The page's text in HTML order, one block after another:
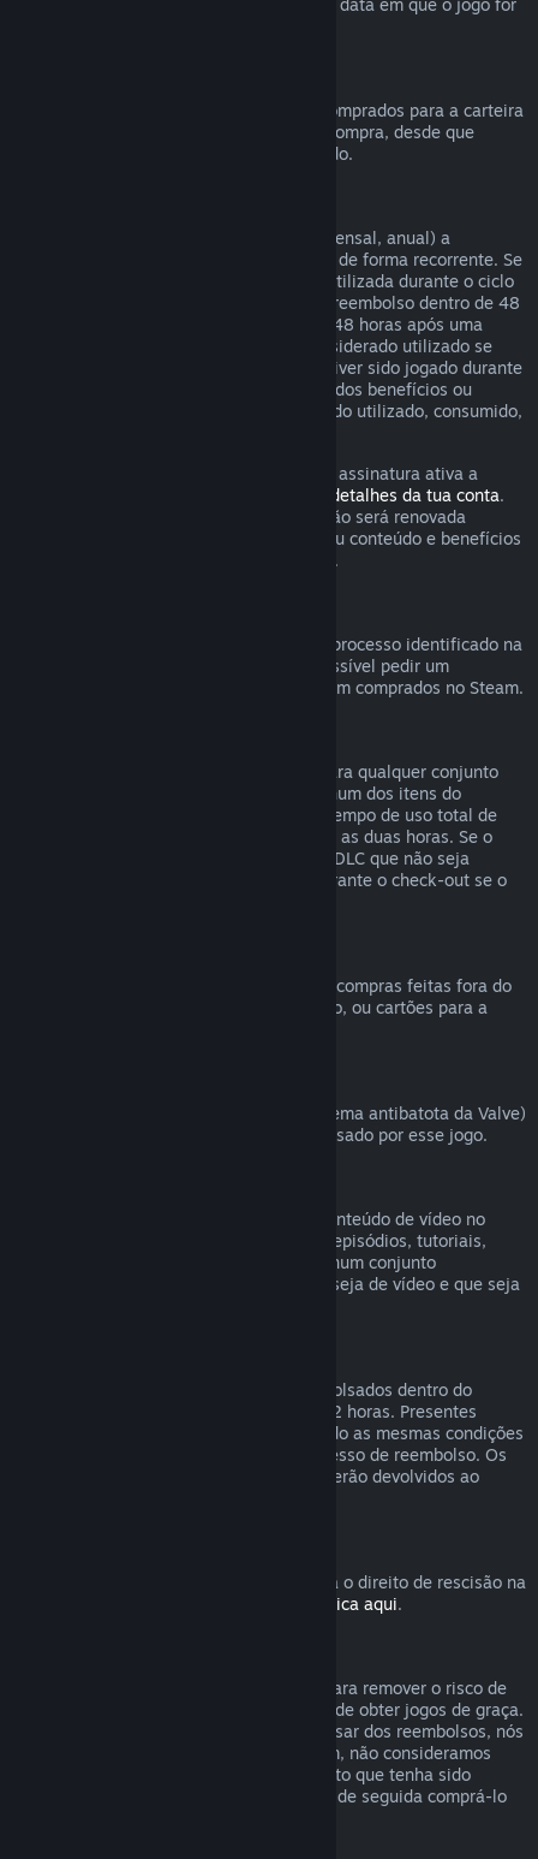
14 dias/duas horas aplicam-se a partir da data em que o jogo for
Podes pedir um reembolso para fundos comprados para a carteira
Steam dentro de 14 dias após a data de compra, desde que
nenhum desses fundos tenha sido utilizado.
O Steam oferece acesso periódico (ex.: mensal, anual) a
determinados conteúdos e serviços, pago de forma recorrente. Se
uma assinatura renovável não tiver sido utilizada durante o ciclo
de cobrança corrente, podes solicitar um reembolso dentro de 48
horas após a compra inicial ou dentro de 48 horas após uma
renovação automática. O conteúdo é considerado utilizado se
algum dos jogos incluídos na assinatura tiver sido jogado durante
o ciclo de cobrança corrente ou se algum dos benefícios ou
descontos incluídos na assinatura tiver sido utilizado, consumido,
Tem em atenção que podes cancelar uma assinatura ativa a
página de detalhes da tua conta.
Uma vez cancelada, a tua assinatura já não será renovada
automaticamente mas terás acesso ao seu conteúdo e benefícios
até ao final do ciclo de cobrança corrente.
Dentro do período aplicável e através do processo identificado na
, é possível pedir um
reembolso de hardware e acessórios Steam comprados no Steam.
Podes receber um reembolso completo para qualquer conjunto
comprado na Loja Steam, desde que nenhum dos itens do
conjunto tenha sido transferido, e que o tempo de uso total de
todos os itens do conjunto não ultrapasse as duas horas. Se o
conjunto contiver um item de um jogo ou DLC que não seja
reembolsável, o Steam irá informar-te durante o check-out se o
A Valve não pode emitir reembolsos para compras feitas fora do
Steam (como CD Keys, códigos de produto, ou cartões para a
Caso tenhas sido banido pelo VAC (o sistema antibatota da Valve)
num jogo, perdes o direito de ser reembolsado por esse jogo.
Não podemos efetuar reembolsos para conteúdo de vídeo no
Steam (filmes, curtas-metragens, séries, episódios, tutoriais,
etc.), a não ser que o vídeo seja vendido num conjunto
juntamente com outro conteúdo que não seja de vídeo e que seja
Presentes não ativados podem ser reembolsados dentro do
período de reembolso normal de 14 dias/2 horas. Presentes
ativados podem ser reembolsados segundo as mesmas condições
se o recipiente do presente iniciar o processo de reembolso. Os
fundos usados para comprar o presente serão devolvidos ao
Para uma explicação sobre como funciona o direito de rescisão na
clica aqui.
O sistema de reembolsos foi concebido para remover o risco de
compra no Steam – não como uma forma de obter jogos de graça.
Caso se torne aparente que estejas a abusar dos reembolsos, nós
poderemos parar de te oferecê-los. Porém, não consideramos
abuso pedir um reembolso para um produto que tenha sido
comprado logo antes de uma promoção e de seguida comprá-lo